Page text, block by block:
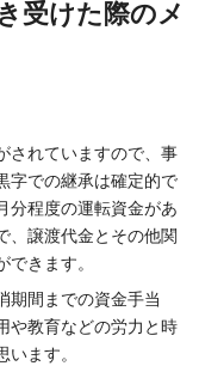
受けた際のメ
されていますので、事
字での継承は確定的で
分程度の運転資金があ
、譲渡代金とその他関
きます。
期間までの資金手当
や教育などの労力と時
ます。